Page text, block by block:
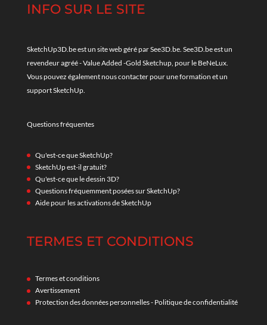
INFO SUR LE SITE
SketchUp3D.be est un site web géré par See3D.be. See3D.be est un
revendeur agréé - Value Added -Gold Sketchup, pour le BeNeLux.
Vous pouvez également nous contacter pour une formation et un
support SketchUp.
Questions fréquentes
Qu'est-ce que SketchUp?
SketchUp est-il gratuit?
Qu'est-ce que le dessin 3D?
Questions fréquemment posées sur SketchUp?
Aide pour les activations de SketchUp
TERMES ET CONDITIONS
Termes et conditions
Avertissement
Protection des données personnelles - Politique de confidentialité